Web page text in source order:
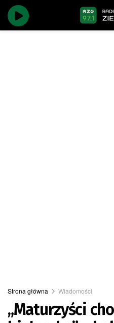
Strona główna Wiadomości
„Maturzyści